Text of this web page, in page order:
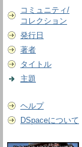
コミュニティ/
コレクション
発行日
著者
タイトル
主題
ヘルプ
DSpaceについて